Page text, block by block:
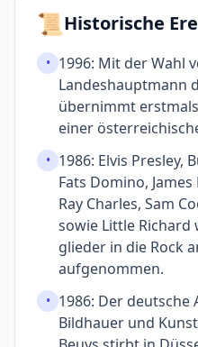
📜Historische
• 1996: Mit der Wahl
Landes­haupt­mann
übernimmt
einer
• 1986: Elvis Presley,
Fats Domino,
Ray Charles, Sam
sowie Little
glieder in die Rock
aufgenommen.
• 1986: Der deutsche
Bildhauer und